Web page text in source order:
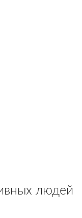
людей